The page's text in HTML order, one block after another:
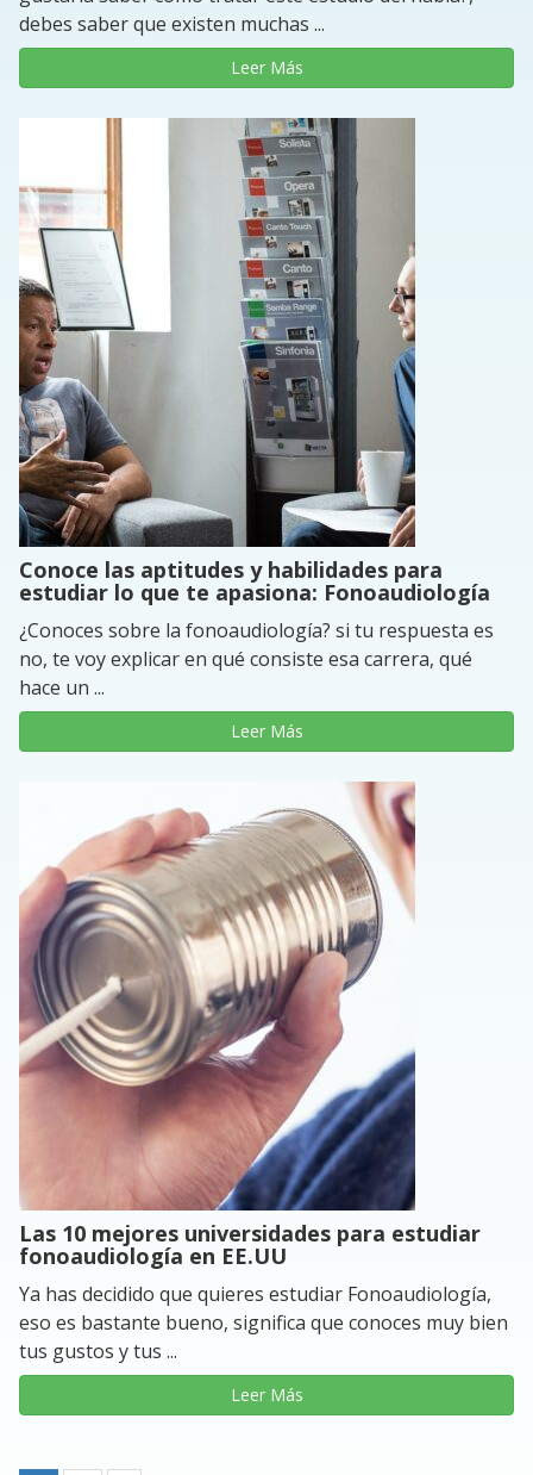
debes saber que existen muchas ...
Leer Más
Conoce las aptitudes y habilidades para
estudiar lo que te apasiona: Fonoaudiología
¿Conoces sobre la fonoaudiología? si tu respuesta es
no, te voy explicar en qué consiste esa carrera, qué
hace un ...
Leer Más
Las 10 mejores universidades para estudiar
fonoaudiología en EE.UU
Ya has decidido que quieres estudiar Fonoaudiología,
eso es bastante bueno, significa que conoces muy bien
tus gustos y tus ...
Leer Más